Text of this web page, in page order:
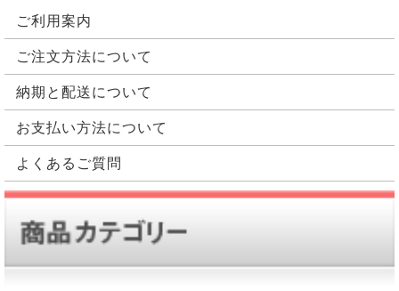
食事療法のポイントとは？
たんぱく質制限
基本的に、炭水化物や脂質がエネルギー源として代謝
されると、汗、尿、二酸化炭素になって体外に排泄さ
れます。しかし、たんぱく質と言うのは、エネルギー
燃焼すると尿素窒素や尿酸を排泄します。なので、腎
臓をフル稼働させなければ排泄することができないの
です。しっかり腎臓が働いている時は、代謝できてい
る為特に問題ありません。ですが、腎臓機能が低下し
日本糖尿病対策推進会議では、幾つかの食事指導のポ
イントを掲げています。このポイントと言うのは、糖
尿病患者はもちろん、健康維持の為には気を付けたい
食事の仕方と言えます。糖尿病の治療は、第一に健康
的な生活を送ること、ここからの改善が大切になりま
す。病気と一言で言っても、いきなり薬を飲まなくて
はいけないと言う訳ではありません。主に、食事療法
や運動療法から治療は始まります。生活の仕方を改善
する事もポイントなので、まずは食事の見直しを始め
糖尿病とは？
ご利用案内
ご注文方法について
納期と配送について
お支払い方法について
よくあるご質問